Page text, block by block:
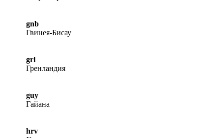
gnb
Гвинея-Бисау
grl
Гренландия
guy
Гайана
hrv